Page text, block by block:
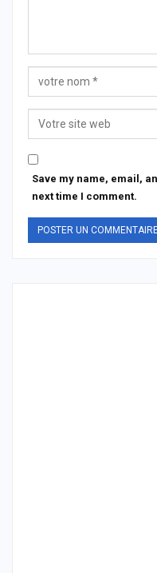
Save my name, email,
next time I comment.